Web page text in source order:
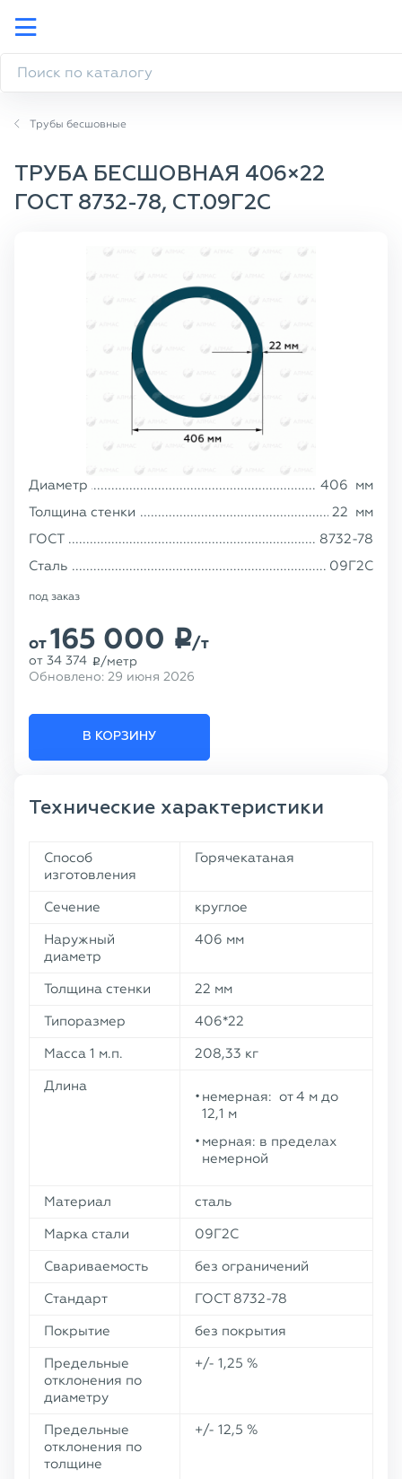
Трубы бесшовные
ТРУБА БЕСШОВНАЯ 406×22
ГОСТ 8732-78, СТ.09Г2С
Диаметр 406 мм
Толщина стенки
22 мм
ГОСТ
8732-78
Сталь
09Г2С
под заказ
от165 000 p/т
от 34 374 p /метр
Обновлено: 29 июня 2026
В КОРЗИНУ
Технические характеристики
Способ
изготовления
Горячекатаная
Сечение
круглое
Наружный
диаметр
406 мм
Толщина стенки
22 мм
Типоразмер
406*22
Масса 1 м.п.
208,33 кг
Длина
немерная: от 4 м до
12,1 м
мерная: в пределах
немерной
Материал
сталь
Марка стали
09Г2С
Свариваемость
без ограничений
Стандарт
ГОСТ 8732-78
Покрытие
без покрытия
Предельные
отклонения по
диаметру
+/- 1,25 %
Предельные
отклонения по
толщине
+/- 12,5 %